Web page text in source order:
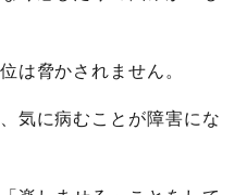
は脅かされません。
気に病むことが障害にな